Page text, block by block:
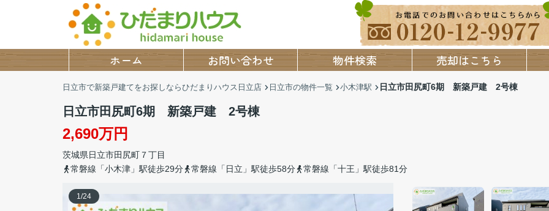
ホーム お問い合わせ 物件検索 売却はこちら
日立市で新築戸建てをお探しならひだまりハウス日立店 日立市の物件一覧 小木津駅 日立市田尻町6期 新築戸建 2号棟
日立市田尻町6期 新築戸建 2号棟
2,690万円
茨城県日立市田尻町 ７丁目
常磐線「小木津」駅徒歩29分
常磐線「日立」駅徒歩58分 常磐線「十王」駅徒歩81分
1/24